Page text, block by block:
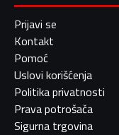
Prijavi se
Kontakt
Pomoć
Uslovi korišćenja
Politika privatnosti
Prava potrošača
Sigurna trgovina